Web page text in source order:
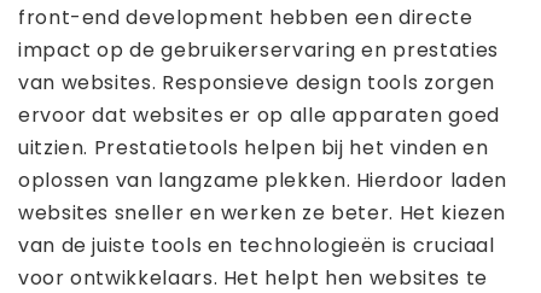
front-end development hebben een directe
impact op de gebruikerservaring en prestaties
van websites. Responsieve design tools zorgen
ervoor dat websites er op alle apparaten goed
uitzien. Prestatietools helpen bij het vinden en
oplossen van langzame plekken. Hierdoor laden
websites sneller en werken ze beter. Het kiezen
van de juiste tools en technologieën is cruciaal
voor ontwikkelaars. Het helpt hen websites te